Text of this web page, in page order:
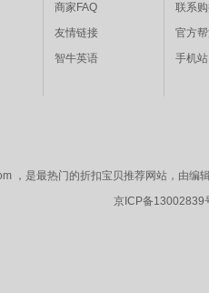
商家FAQ
友情链接
智牛英语
联系
官方
手机站
，是最热门的折扣宝贝推荐网站，由编
京ICP备